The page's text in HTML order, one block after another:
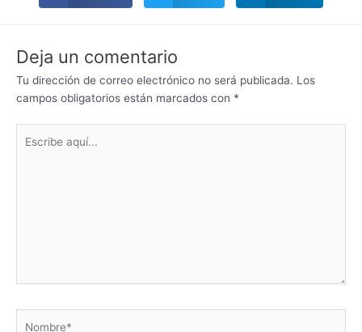
Deja un comentario
Tu dirección de correo electrónico no será publicada. Los
campos obligatorios están marcados con *
aquí...